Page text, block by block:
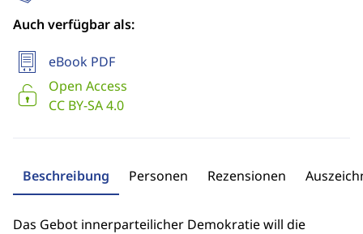
Auch verfügbar als:
eBook PDF
Open Access
CC BY-SA 4.0
Beschreibung Personen Rezensionen
Das Gebot innerparteilicher Demokratie will die